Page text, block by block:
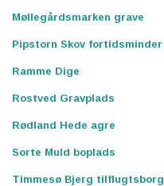
Møllegårdsmarken grave
Pipstorn Skov fortidsminder
Ramme Dige
Rostved Gravplads
Rødland Hede agre
Sorte Muld boplads
Timmesø Bjerg tilflugtsborg